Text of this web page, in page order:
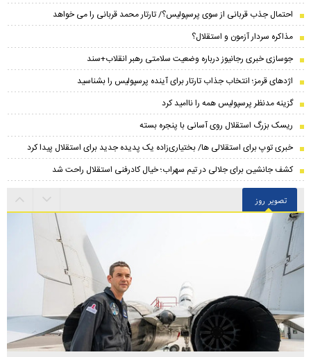
احتمال جذب قربانی از سوی پرسپولیس؟/ تارتار محمد قربانی را می خواهد
مذاکره سردار آزمون و استقلال؟
جوسازی خبری رجانیوز درباره وضعیت سلامتی رهبر انقلاب+سند
اژدهای قرمز؛ انتخاب جذاب تارتار برای آینده پرسپولیس را بشناسید
گزینه مدنظر پرسپولیس همه را ناامید کرد
ریسک بزرگ استقلال روی آسانی با پنجره بسته
خبری توپ برای استقلالی ها/ بختیاری‌زاده یک پدیده جدید برای استقلال پیدا کرد
کشف جانشین برای جلالی در تیم سهراب؛ خیال کادرفنی استقلال راحت شد
تصویر روز